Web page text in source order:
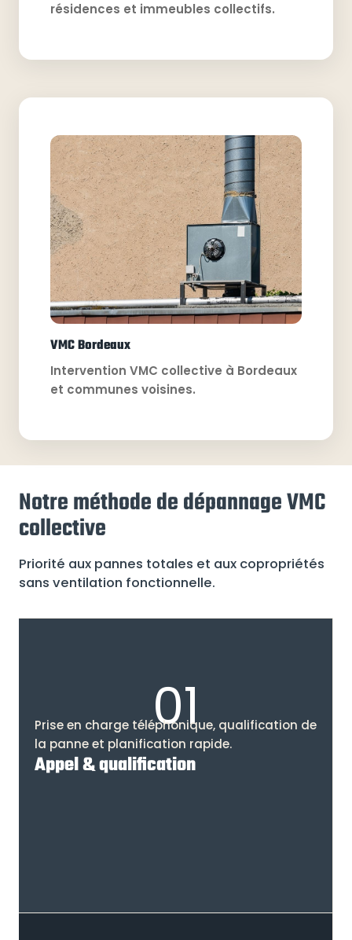
résidences et immeubles collectifs.
VMC Bordeaux
Intervention VMC collective à Bordeaux
et communes voisines.
Notre méthode de dépannage VMC
collective
Priorité aux pannes totales et aux copropriétés
sans ventilation fonctionnelle.
01
Prise en charge téléphonique, qualification de
la panne et planification rapide.
Appel & qualification